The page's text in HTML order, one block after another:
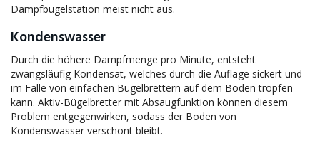
Dampfbügelstation meist nicht aus.
Kondenswasser
Durch die höhere Dampfmenge pro Minute, entsteht
zwangsläufig Kondensat, welches durch die Auflage sickert und
im Falle von einfachen Bügelbrettern auf dem Boden tropfen
kann. Aktiv-Bügelbretter mit Absaugfunktion können diesem
Problem entgegenwirken, sodass der Boden von
Kondenswasser verschont bleibt.